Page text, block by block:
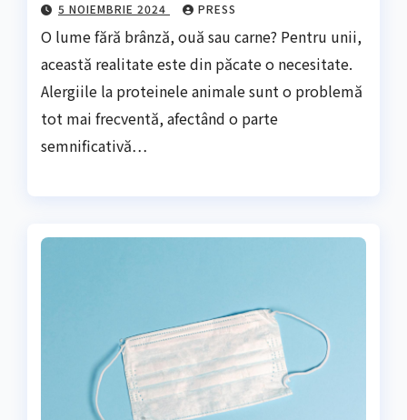
5 NOIEMBRIE 2024 PRESS
O lume fără brânză, ouă sau carne? Pentru unii,
această realitate este din păcate o necesitate.
Alergiile la proteinele animale sunt o problemă
tot mai frecventă, afectând o parte
semnificativă…